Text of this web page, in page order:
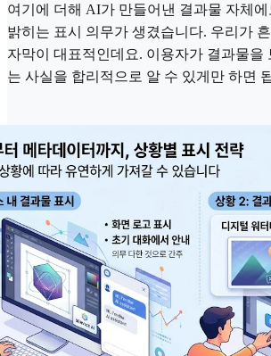
여기에 더해 AI가 만들어낸 결과물 자체
밝히는 표시 의무가 생겼습니다. 우리가
자막이 대표적인데요. 이용자가 결과물을
는 사실을 합리적으로 알 수 있게만 하면